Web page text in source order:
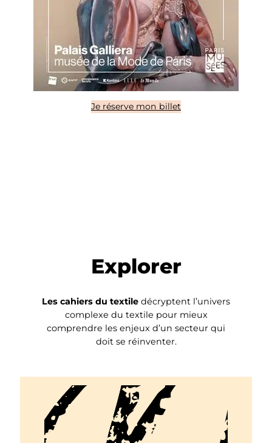
Je réserve mon billet
Explorer
Les cahiers du textile décryptent l’univers
complexe du textile pour mieux
comprendre les enjeux d’un secteur qui
doit se réinventer.